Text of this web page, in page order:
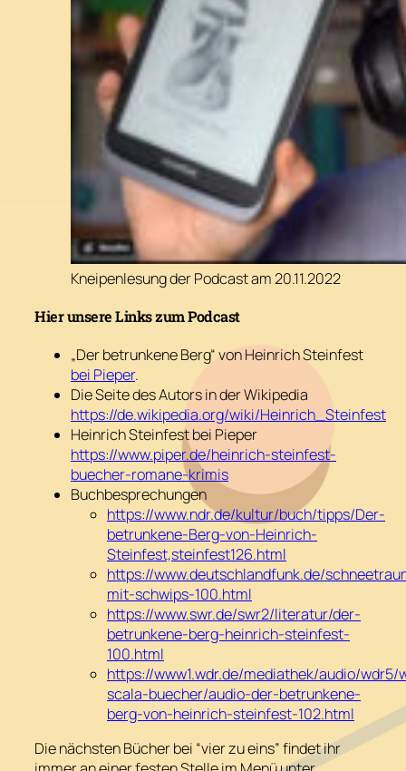
Kneipenlesung der Podcast am 20.11.2022
Hier unsere Links zum Podcast
„Der betrunkene Berg“ von Heinrich Steinfest
bei Pieper.
Die Seite des Autors in der Wikipedia
https://de.wikipedia.org/wiki/Heinrich_Steinfest
Heinrich Steinfest bei Pieper
https://www.piper.de/heinrich-steinfest-
buecher-romane-krimis
Buchbesprechungen
https://www.ndr.de/kultur/buch/tipps/Der-
betrunkene-Berg-von-Heinrich-
Steinfest,steinfest126.html
https://www.deutschlandfunk.de/
mit-schwips-100.html
https://www.swr.de/swr2/literatur/der-
betrunkene-berg-heinrich-steinfest-
100.html
https://www1.wdr.de/mediathek/audio/wdr5/
scala-buecher/audio-der-betrunkene-
berg-von-heinrich-steinfest-102.html
Die nächsten Bücher bei “vier zu eins” findet ihr